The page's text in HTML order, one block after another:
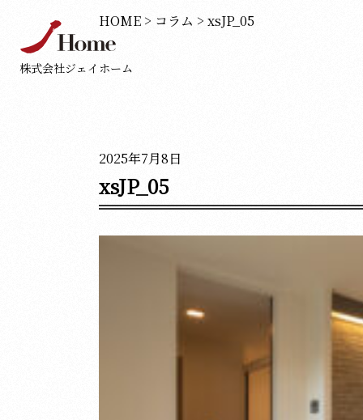
株式会社ジェイホーム
HOME > コラム > xsJP_05
2025年7月8日
xsJP_05